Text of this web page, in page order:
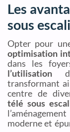
Les
sous
Opter pour
optimisation
dans les
l’utilisation
transformant
centre de
télé sous
moderne et